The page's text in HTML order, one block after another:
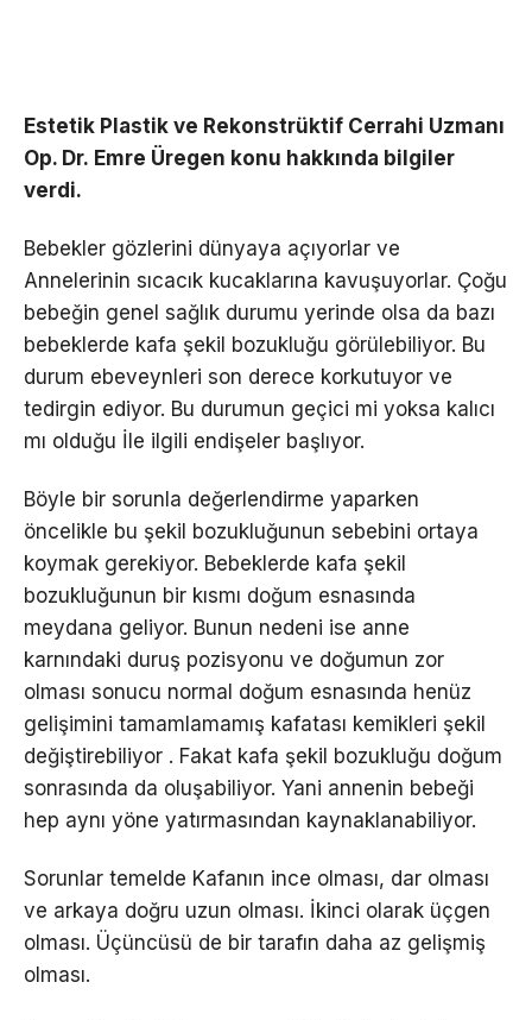
Estetik Plastik ve Rekonstrüktif Cerrahi Uzmanı
Op. Dr. Emre Üregen konu hakkında bilgiler
verdi.
Bebekler gözlerini dünyaya açıyorlar ve
Annelerinin sıcacık kucaklarına kavuşuyorlar. Çoğu
bebeğin genel sağlık durumu yerinde olsa da bazı
bebeklerde kafa şekil bozukluğu görülebiliyor. Bu
durum ebeveynleri son derece korkutuyor ve
tedirgin ediyor. Bu durumun geçici mi yoksa kalıcı
mı olduğu İle ilgili endişeler başlıyor.
Böyle bir sorunla değerlendirme yaparken
öncelikle bu şekil bozukluğunun sebebini ortaya
koymak gerekiyor. Bebeklerde kafa şekil
bozukluğunun bir kısmı doğum esnasında
meydana geliyor. Bunun nedeni ise anne
karnındaki duruş pozisyonu ve doğumun zor
olması sonucu normal doğum esnasında henüz
gelişimini tamamlamamış kafatası kemikleri şekil
değiştirebiliyor . Fakat kafa şekil bozukluğu doğum
sonrasında da oluşabiliyor. Yani annenin bebeği
hep aynı yöne yatırmasından kaynaklanabiliyor.
Sorunlar temelde Kafanın ince olması, dar olması
ve arkaya doğru uzun olması. İkinci olarak üçgen
olması. Üçüncüsü de bir tarafın daha az gelişmiş
olması.